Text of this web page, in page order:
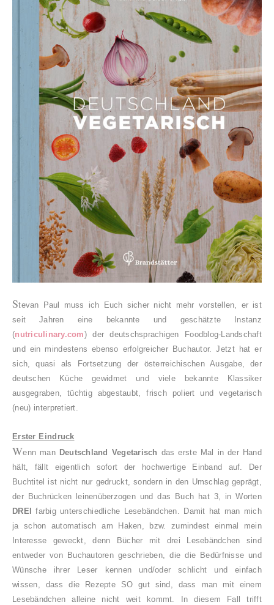
Stevan Paul muss ich Euch sicher nicht mehr vorstellen, er ist
seit Jahren eine bekannte und geschätzte Instanz
(nutriculinary.com) der deutschsprachigen Foodblog-Landschaft
und ein mindestens ebenso erfolgreicher Buchautor. Jetzt hat er
sich, quasi als Fortsetzung der österreichischen Ausgabe, der
deutschen Küche gewidmet und viele bekannte Klassiker
ausgegraben, tüchtig abgestaubt, frisch poliert und vegetarisch
(neu) interpretiert.
Erster Eindruck
Wenn manDeutschland Vegetarisch das erste Mal in der Hand
hält, fällt eigentlich sofort der hochwertige Einband auf. Der
Buchtitel ist nicht nur gedruckt, sondern in den Umschlag geprägt,
der Buchrücken leinenüberzogen und das Buch hat 3, in Worten
DREIfarbig unterschiedliche Lesebändchen. Damit hat man mich
ja schon automatisch am Haken, bzw. zumindest einmal mein
Interesse geweckt, denn Bücher mit drei Lesebändchen sind
entweder von Buchautoren geschrieben, die die Bedürfnisse und
Wünsche ihrer Leser kennen und/oder schlicht und einfach
wissen, dass die Rezepte SO gut sind, dass man mit einem
Lesebändchen alleine nicht weit kommt. In diesem Fall trifft